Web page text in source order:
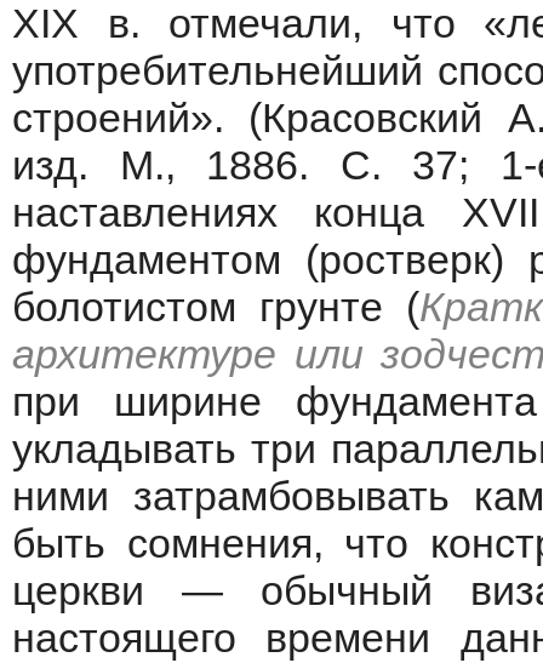
XIX в. отмечали, что
употребительнейший
строений». (Красовский
изд. М., 1886. С. 37;
наставлениях конца
фундаментом (ростверк)
болотистом грунте (
архитектуре или
при ширине
укладывать три
ними затрамбовывать
быть сомнения, что
церкви — обычный
настоящего времени